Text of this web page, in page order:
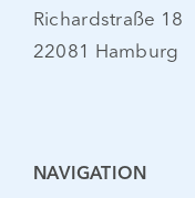
Richardstraße 18
22081 Hamburg
NAVIGATION